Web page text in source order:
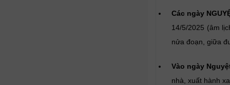
Các ngày
14/5/2025 (âm
nửa đoạn, giữa
Vào ngày
nhà, xuất hành